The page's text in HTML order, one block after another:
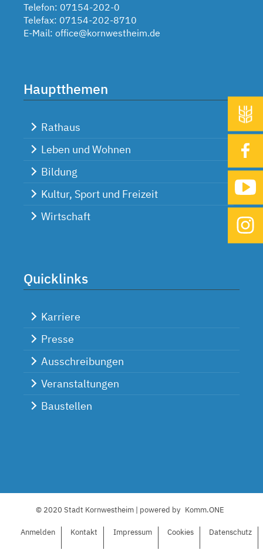
Telefon: 07154-202-0
Telefax: 07154-202-8710
E-Mail: office@kornwestheim.de
Hauptthemen
Rathaus
Leben und Wohnen
Bildung
Kultur, Sport und Freizeit
Wirtschaft
Quicklinks
Karriere
Presse
Ausschreibungen
Veranstaltungen
Baustellen
© 2020 Stadt Kornwestheim | powered by Komm.ONE
Anmelden Kontakt Impressum Cookies Datenschutz